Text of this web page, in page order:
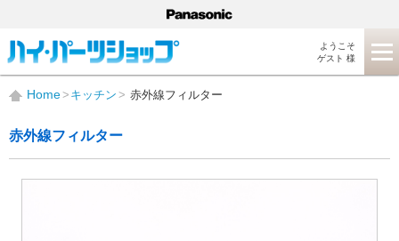
ようこそ
ゲスト 様
Home キッチン 赤外線フィルター
赤外線フィルター